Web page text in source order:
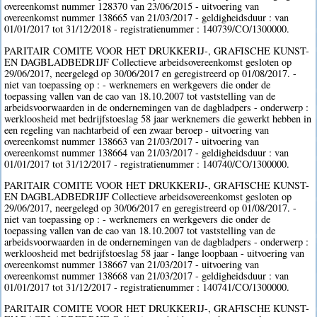
overeenkomst nummer 128370 van 23/06/2015 - uitvoering van
overeenkomst nummer 138665 van 21/03/2017 - geldigheidsduur : van
01/01/2017 tot 31/12/2018 - registratienummer : 140739/CO/1300000.
PARITAIR COMITE VOOR HET DRUKKERIJ-, GRAFISCHE KUNST-
EN DAGBLADBEDRIJF Collectieve arbeidsovereenkomst gesloten op
29/06/2017, neergelegd op 30/06/2017 en geregistreerd op 01/08/2017. -
niet van toepassing op : - werknemers en werkgevers die onder de
toepassing vallen van de cao van 18.10.2007 tot vaststelling van de
arbeidsvoorwaarden in de ondernemingen van de dagbladpers - onderwerp :
werkloosheid met bedrijfstoeslag 58 jaar werknemers die gewerkt hebben in
een regeling van nachtarbeid of een zwaar beroep - uitvoering van
overeenkomst nummer 138663 van 21/03/2017 - uitvoering van
overeenkomst nummer 138664 van 21/03/2017 - geldigheidsduur : van
01/01/2017 tot 31/12/2017 - registratienummer : 140740/CO/1300000.
PARITAIR COMITE VOOR HET DRUKKERIJ-, GRAFISCHE KUNST-
EN DAGBLADBEDRIJF Collectieve arbeidsovereenkomst gesloten op
29/06/2017, neergelegd op 30/06/2017 en geregistreerd op 01/08/2017. -
niet van toepassing op : - werknemers en werkgevers die onder de
toepassing vallen van de cao van 18.10.2007 tot vaststelling van de
arbeidsvoorwaarden in de ondernemingen van de dagbladpers - onderwerp :
werkloosheid met bedrijfstoeslag 58 jaar - lange loopbaan - uitvoering van
overeenkomst nummer 138667 van 21/03/2017 - uitvoering van
overeenkomst nummer 138668 van 21/03/2017 - geldigheidsduur : van
01/01/2017 tot 31/12/2017 - registratienummer : 140741/CO/1300000.
PARITAIR COMITE VOOR HET DRUKKERIJ-, GRAFISCHE KUNST-